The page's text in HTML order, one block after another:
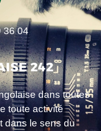
36 04
dans toutes
toute activité
dans le sens du